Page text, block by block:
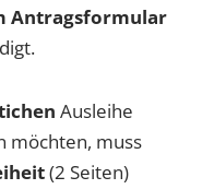
Antragsformular
Ausleihe
möchten, muss
(2 Seiten)